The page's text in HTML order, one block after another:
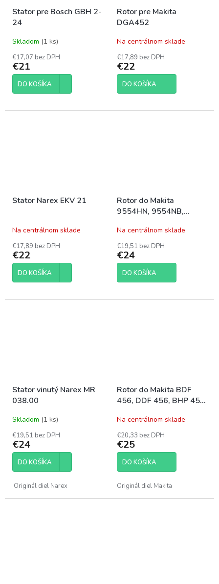
Stator pre Bosch GBH 2-
24
Skladom (1 ks)
€17,07 bez DPH
€21
DO KOŠÍKA
Rotor pre Makita
DGA452
Na centrálnom sklade
€17,89 bez DPH
€22
DO KOŠÍKA
Stator Narex EKV 21
Na centrálnom sklade
€17,89 bez DPH
€22
DO KOŠÍKA
Rotor do Makita
9554HN, 9554NB,
Na centrálnom sklade
€19,51 bez DPH
€24
DO KOŠÍKA
Stator vinutý Narex MR
038.00
Skladom (1 ks)
€19,51 bez DPH
€24
DO KOŠÍKA
Originál diel Narex
Rotor do Makita BDF
456, DDF 456, BHP 456,
Na centrálnom sklade
€20,33 bez DPH
€25
DO KOŠÍKA
Originál diel Makita